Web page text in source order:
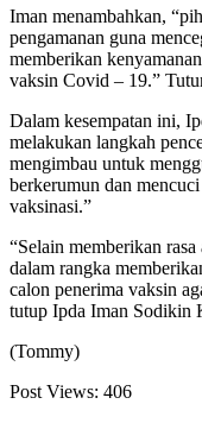
Iman menambahkan,
pengamanan guna
memberikan
vaksin Covid – 19.”
Dalam kesempatan ini,
melakukan langkah
mengimbau untuk
berkerumun dan
vaksinasi.”
“Selain memberikan
dalam rangka
calon penerima vaksin
tutup Ipda Iman Sodikin
(Tommy)
Post Views: 406